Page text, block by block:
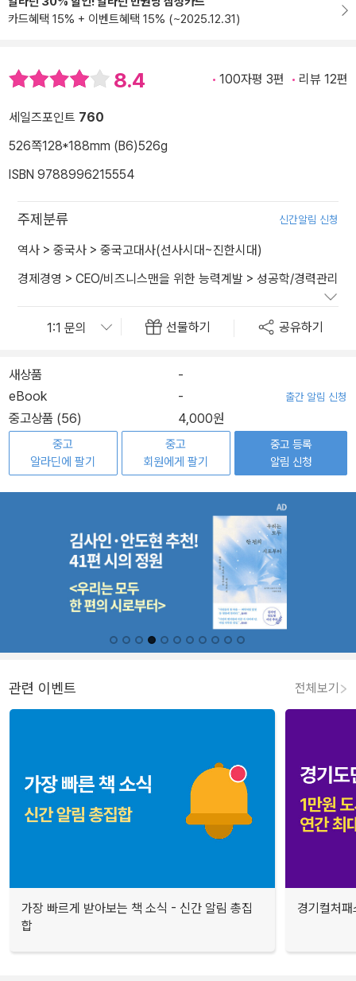
카드혜택 15% + 이벤트혜택 15% (~2025.12.31)
8.4 100자평 3편 리뷰 12편
세일즈포인트 760
526쪽128*188mm (B6)526g
ISBN 9788996215554
주제분류 신간알림 신청
역사 > 중국사 > 중국고대사(선사시대~진한시대)
경제경영 > CEO/비즈니스맨을 위한 능력계발 > 성공학/경력관리
선물하기 공유하기
새상품
-
eBook
- 출간 알림 신청
중고상품 (56) 4,000원
중고
알라딘에 팔기
중고
회원에게 팔기
중고 등록
알림 신청
관련 이벤트 전체보기
가장 빠르게 받아보는 책 소식 - 신간 알림 총집
합
경기컬처